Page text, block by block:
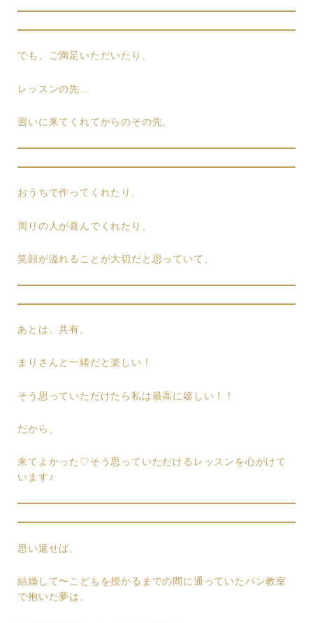
でも、ご満足いただいたり、
レッスンの先…
習いに来てくれてからのその先。
おうちで作ってくれたり、
周りの人が喜んでくれたり、
笑顔が溢れることが大切だと思っていて、
あとは、共有。
まりさんと一緒だと楽しい！
そう思っていただけたら私は最高に嬉しい！！
だから、
来てよかった♡そう思っていただけるレッスンを心がけて
います♪
思い返せば、
結婚して〜こどもを授かるまでの間に通っていたパン教室
で抱いた夢は、